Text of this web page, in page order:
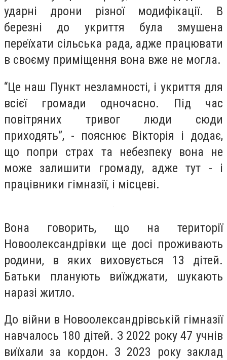
ударні дрони різної модифікації. В
березні до укриття була змушена
переїхати сільська рада, адже працювати
в своєму приміщення вона вже не могла.
“Це наш Пункт незламності, і укриття для
всієї громади одночасно. Під час
повітряних тривог люди сюди
приходять”, - пояснює Вікторія і додає,
що попри страх та небезпеку вона не
може залишити громаду, адже тут - і
працівники гімназії, і місцеві.
Вона говорить, що на території
Новоолександрівки ще досі проживають
родини, в яких виховується 13 дітей.
Батьки планують виїжджати, шукають
наразі житло.
До війни в Новоолександрівській гімназії
навчалось 180 дітей. З 2022 року 47 учнів
виїхали за кордон. З 2023 року заклад